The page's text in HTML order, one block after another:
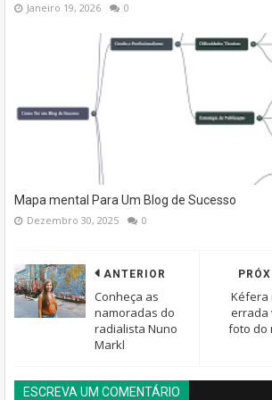
Janeiro 19, 2026 0
Mapa mental Para Um Blog de Sucesso
Dezembro 30, 2025 0
Kéfera
errada
foto do
ANTERIOR
Conheça as
namoradas do
radialista Nuno
Markl
ESCREVA UM COMENTÁRIO